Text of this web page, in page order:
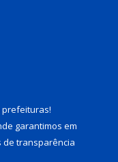
prefeituras!
garantimos em
de transparência